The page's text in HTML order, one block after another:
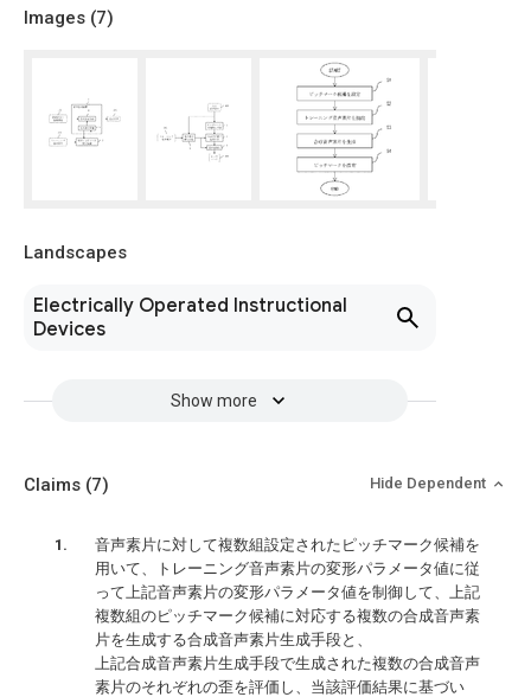
Images (7)
Landscapes
Electrically Operated Instructional
Devices
Show more
Claims (7) Hide Dependent
音声素片に対して複数組設定されたピッチマーク候補を
用いて、トレーニング音声素片の変形パラメータ値に従
って上記音声素片の変形パラメータ値を制御して、上記
複数組のピッチマーク候補に対応する複数の合成音声素
片を生成する合成音声素片生成手段と、
上記合成音声素片生成手段で生成された複数の合成音声
素片のそれぞれの歪を評価し、当該評価結果に基づい